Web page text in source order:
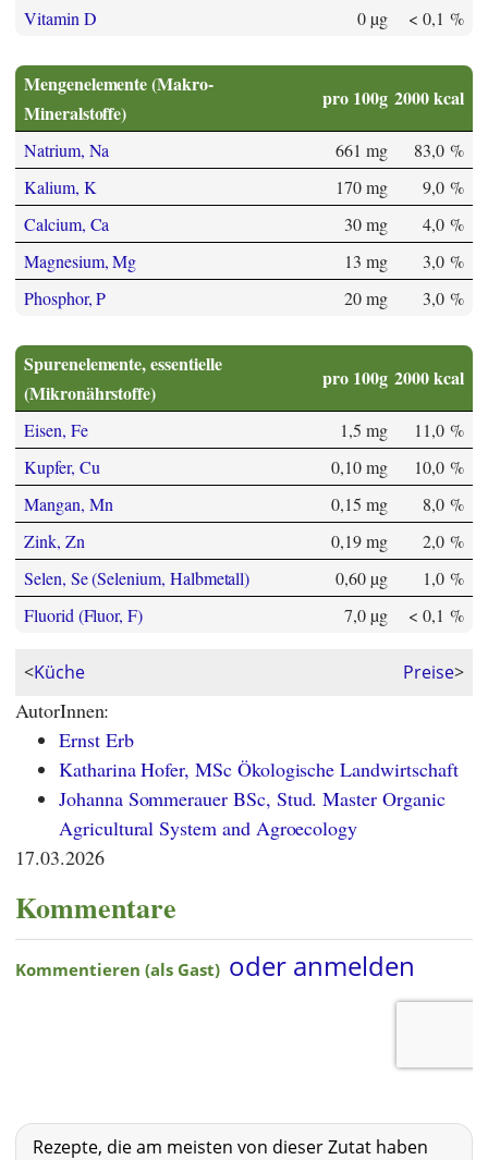
Vitamin D 0 µg < 0,1 %
Mengenelemente (Makro-
Mineralstoffe)
pro 100g 2000 kcal
Natrium, Na 661 mg
83,0 %
Kalium, K
170 mg
9,0 %
Calcium, Ca
30 mg
4,0 %
Magnesium, Mg
13 mg
3,0 %
Phosphor, P
20 mg 3,0 %
Spurenelemente, essentielle
(Mikronährstoffe)
pro 100g 2000 kcal
Eisen, Fe 1,5 mg
11,0 %
Kupfer, Cu
0,10 mg
10,0 %
Mangan, Mn
0,15 mg
8,0 %
Zink, Zn
0,19 mg
2,0 %
Selen, Se (Selenium, Halbmetall)
0,60 µg
1,0 %
Fluorid (Fluor, F)
7,0 µg < 0,1 %
<Küche Preise>
AutorInnen:
Ernst Erb
Katharina Hofer, MSc Ökologische Landwirtschaft
Johanna Sommerauer BSc, Stud. Master Organic
Agricultural System and Agroecology
17.03.2026
Kommentare
Rezepte, die am meisten von dieser Zutat haben